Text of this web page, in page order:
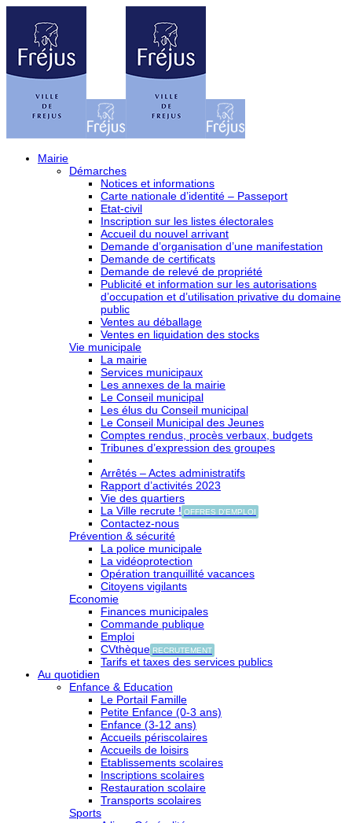
Mairie
Démarches
Notices et informations
Carte nationale d’identité – Passeport
Etat-civil
Inscription sur les listes électorales
Accueil du nouvel arrivant
Demande d’organisation d’une manifestation
Demande de certificats
Demande de relevé de propriété
Publicité et information sur les autorisations
d’occupation et d’utilisation privative du domaine
public
Ventes au déballage
Ventes en liquidation des stocks
Vie municipale
La mairie
Services municipaux
Les annexes de la mairie
Le Conseil municipal
Les élus du Conseil municipal
Le Conseil Municipal des Jeunes
Comptes rendus, procès verbaux, budgets
Tribunes d’expression des groupes
Arrêtés – Actes administratifs
Rapport d’activités 2023
Vie des quartiers
La Ville recrute ! OFFRES D'EMPLOI
Contactez-nous
Prévention & sécurité
La police municipale
La vidéoprotection
Opération tranquillité vacances
Citoyens vigilants
Economie
Finances municipales
Commande publique
Emploi
CVthèque RECRUTEMENT
Tarifs et taxes des services publics
Au quotidien
Enfance & Education
Le Portail Famille
Petite Enfance (0-3 ans)
Enfance (3-12 ans)
Accueils périscolaires
Accueils de loisirs
Etablissements scolaires
Inscriptions scolaires
Restauration scolaire
Transports scolaires
Sports